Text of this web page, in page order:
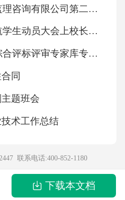
文段的横线处补写出恰
7个字。短视频平台将休
实则为平台无偿生产数
成的诱导用户持续参
限模糊化。这种模式
却陷入循环，其行为数
种劳动异化本质，推动
2026广西正远监理咨询有限公司第二批项目制用工招聘47人笔试模拟试题及答案详解
2027届高三启航学生动员大会上校长讲话：把极限刻在 2027 的坐标上
2026年湖北省综合评标评审专家库专家考试在线题库及答案
同
题班会
术工作总结
联系电话:400-852-1180
下载本文档